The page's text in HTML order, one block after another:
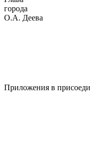
О.А. Деева
Приложения в